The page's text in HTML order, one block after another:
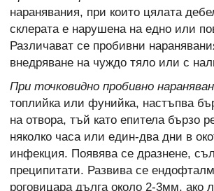
наранявания, при които цялата
склерата е нарушена на едно или
Различават се пробивни
внедряване на чуждо тяло или с
При точковидно пробивно
топлийка или фунийка, настъпва
на отвора, тъй като епитела бързо
няколко часа или един-два дни в
инфекция. Появява се дразнене,
преципитати. Развива се
роговицара дълга около 2-3мм, ако